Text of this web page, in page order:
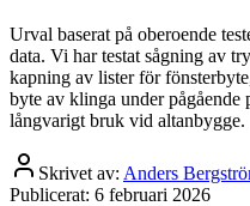
Urval baserat på oberoende
data. Vi har testat sågning av
kapning av lister för
byte av klinga under pågående
långvarigt bruk vid altanbygge.
Skrivet av: Anders
Publicerat: 6 februari 2026